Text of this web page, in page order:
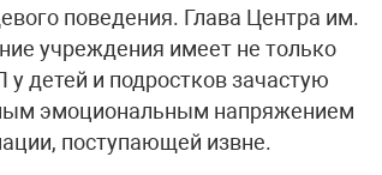
поведения. Глава Центра им.
учреждения имеет не только
детей и подростков зачастую
эмоциональным напряжением
поступающей извне.